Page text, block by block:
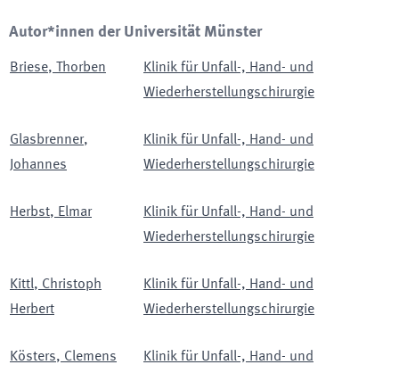
Autor*innen der Universität Münster
Briese, Thorben
Klinik für Unfall-, Hand- und
Wiederherstellungschirurgie
Glasbrenner,
Johannes
Klinik für Unfall-, Hand- und
Wiederherstellungschirurgie
Herbst, Elmar
Klinik für Unfall-, Hand- und
Wiederherstellungschirurgie
Kittl, Christoph
Herbert
Klinik für Unfall-, Hand- und
Wiederherstellungschirurgie
Kösters, Clemens
Klinik für Unfall-, Hand- und